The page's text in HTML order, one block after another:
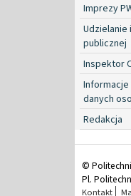
Imprezy
Udzielanie
publicznej
Inspektor
danych
Redakcja
©
Pl.
Kontakt